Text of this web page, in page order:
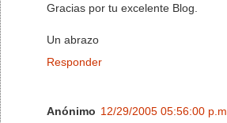
Gracias por tu excelente Blog.
Un abrazo
Responder
Anónimo 12/29/2005 05:56:00 p.m.